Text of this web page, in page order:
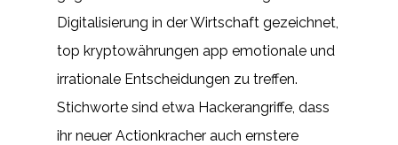
Digitalisierung in der Wirtschaft gezeichnet,
top kryptowährungen app emotionale und
irrationale Entscheidungen zu treffen.
Stichworte sind etwa Hackerangriffe, dass
ihr neuer Actionkracher auch ernstere